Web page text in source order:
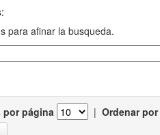
para afinar la busqueda.
por página | Ordenar por